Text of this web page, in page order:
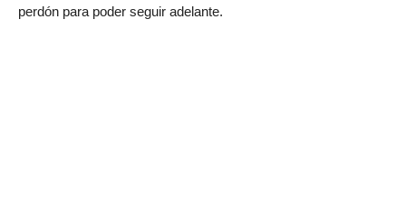
perdón para poder seguir adelante.